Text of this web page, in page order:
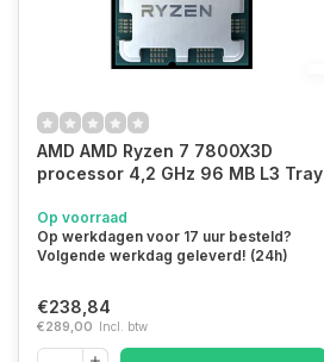
AMD AMD Ryzen 7 7800X3D
processor 4,2 GHz 96 MB L3 Tray
Op voorraad
Op werkdagen voor 17 uur besteld?
Volgende werkdag geleverd! (24h)
€238,84
€289,00 Incl. btw